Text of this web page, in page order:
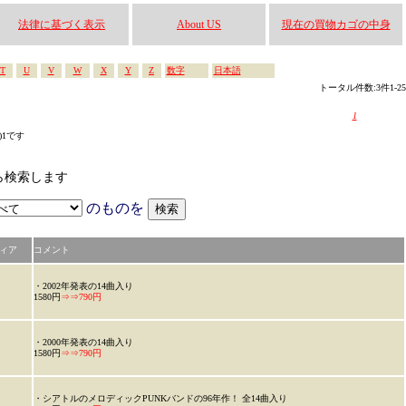
法律に基づく表示 About US 現在の買物カゴの中身
T U V W X Y Z 数字
日本語
トータル件数:3件1-25
1
です
検索します
のものを
ア コメント
・2002年発表の14曲入り
1580円⇒⇒790円
・2000年発表の14曲入り
1580円⇒⇒790円
・シアトルのメロディックPUNKバンドの96年作！ 全14曲入り